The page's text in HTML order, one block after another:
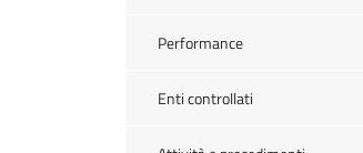
Performance
Enti controllati